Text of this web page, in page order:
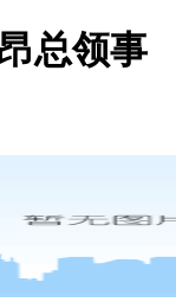
总领事